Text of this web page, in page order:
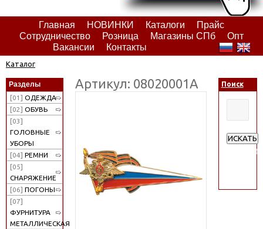
Главная НОВИНКИ Каталоги
Прайс
Сотрудничество
Розница Магазины СПб
Опт
Вакансии
Контакты
Каталог
Разделы
[01] ОДЕЖДА
[02] ОБУВЬ
[03]
ГОЛОВНЫЕ
УБОРЫ
[04] РЕМНИ
[05]
СНАРЯЖЕНИЕ
[06] ПОГОНЫ
[07]
ФУРНИТУРА
МЕТАЛЛИЧЕСКАЯ
Артикул: 08020001А Поиск
ИСКАТЬ